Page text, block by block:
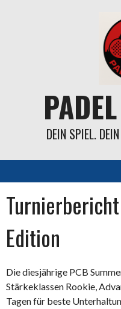
DEIN SPIEL.
Edition
Die diesjährige PCB
Stärkeklassen Rookie,
Tagen für beste